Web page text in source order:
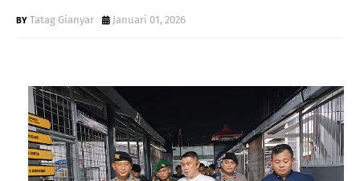
Tatag Gianyar Januari 01, 2026